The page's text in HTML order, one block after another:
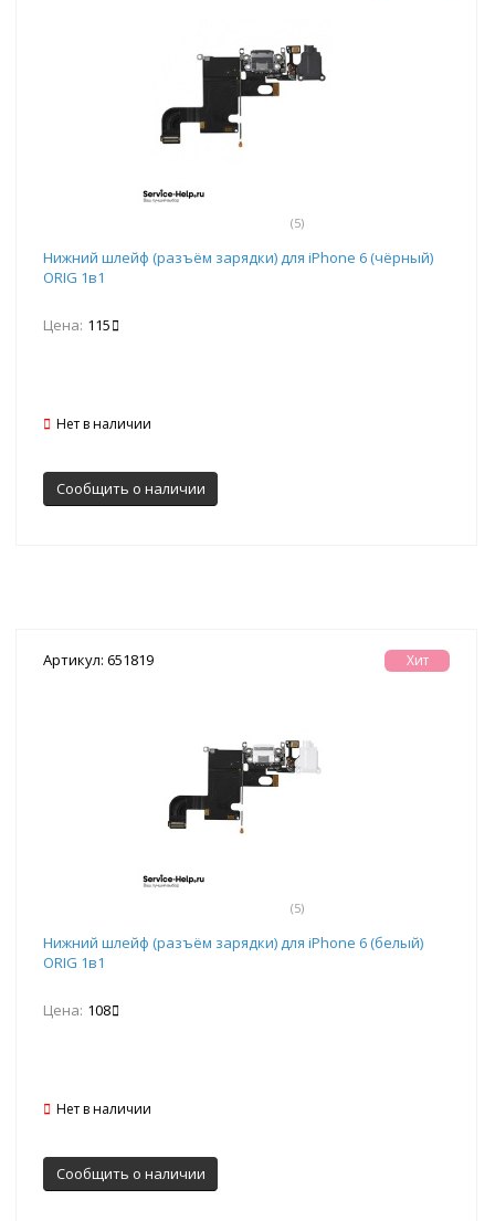
(5)
Нижний шлейф (разъём зарядки) для iPhone 6 (чёрный)
ORIG 1в1
Цена: 115
Нет в наличии
Сообщить о наличии
Артикул: 651819
(5)
Хит
Нижний шлейф (разъём зарядки) для iPhone 6 (белый)
ORIG 1в1
Цена: 108
Нет в наличии
Сообщить о наличии